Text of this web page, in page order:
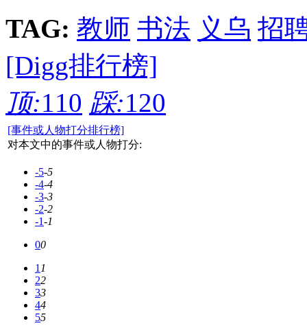
TAG: 教师 书法 义乌 招
[Digg排行榜]
顶:110 踩:120
[事件或人物打分排行榜]
对本文中的事件或人物打分:
-5-5
-4-4
-3-3
-2-2
-1-1
00
11
22
33
44
55